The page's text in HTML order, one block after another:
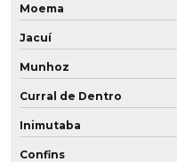
Moema
Jacuí
Munhoz
Curral de Dentro
Inimutaba
Confins